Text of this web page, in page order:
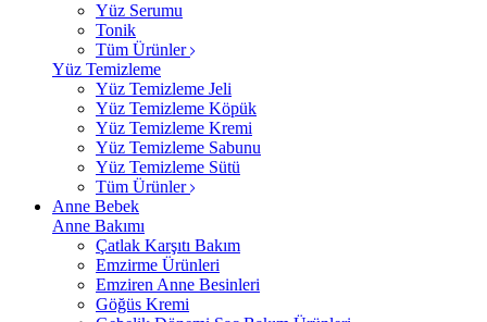
Yüz Serumu
Tonik
Tüm Ürünler
Yüz Temizleme
Yüz Temizleme Jeli
Yüz Temizleme Köpük
Yüz Temizleme Kremi
Yüz Temizleme Sabunu
Yüz Temizleme Sütü
Tüm Ürünler
Anne Bebek
Anne Bakımı
Çatlak Karşıtı Bakım
Emzirme Ürünleri
Emziren Anne Besinleri
Göğüs Kremi